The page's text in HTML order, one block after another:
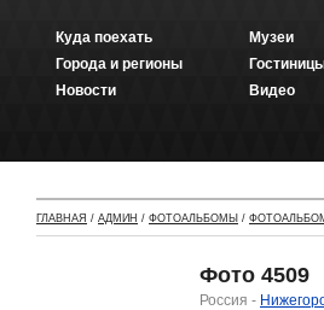
Куда поехать
Города и регионы
Новости
Музеи
Видео
ГЛАВНАЯ / АДМИН / ФОТОАЛЬБОМЫ /
Фото 4509
Россия -